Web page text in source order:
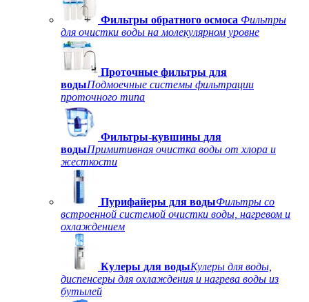
Фильтры обратного осмоса Фильтры
для очистки воды на молекулярном уровне
Проточные фильтры для
водыПодмоечные системы фильтрации
проточного типа
Фильтры-кувшины для
водыПримитивная очистка воды от хлора и
жесткости
Пурифайеры для водыФильтры со
встроенной системой очистки воды, нагревом и
охлаждением
Кулеры для водыКулеры для воды,
диспенсеры для охлаждения и нагрева воды из
бутылей